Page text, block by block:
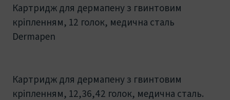
Картридж для дермапену з гвинтовим
кріпленням, 12 голок, медична сталь
Dermapen
Картридж для дермапену з гвинтовим
кріпленням, 12,36,42 голок, медична сталь.